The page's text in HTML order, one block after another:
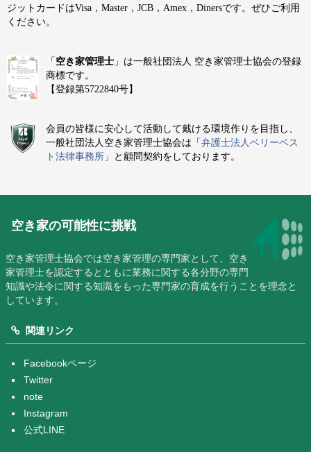
ジットカードはVisa，Master，JCB，Amex，Dinersです。ぜひご利用
ください。
「 空き家管理士 」は一般社団法人 空き家管理士協会の登録
商標です。
【登録第5722840号】
会員の皆様に安心して活動して戴ける環境作りを目指し、
一般社団法人空き家管理士協会は「弁護士法人ベリーベス
ト法律事務所 」と顧問契約をしております。
空き家の可能性に挑戦
空き家管理士協会では空き家管理の専門家として、空き
家管理士を認定するとともに業務に関する各分野の専門
知識や法令に関する知識をもった専門家の育成を行うことを理念と
しています。
関連リンク
Facebookページ
Twitter
note
Instagram
公式LINE